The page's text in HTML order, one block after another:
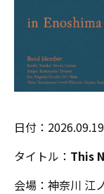
日付：2026.09.19
タイトル： This
会場：神奈川 江